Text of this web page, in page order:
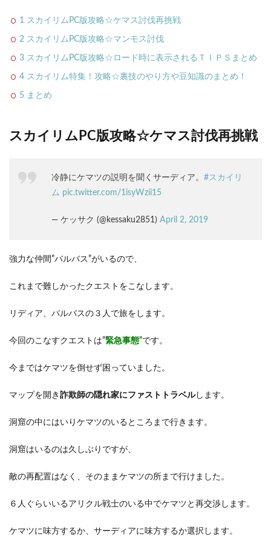
1 スカイリムPC版攻略☆ケマス討伐再挑戦
2 スカイリムPC版攻略☆マンモス討伐
3 スカイリムPC版攻略☆ロード時に表示されるＴＩＰＳまとめ
4 スカイリム特集！攻略☆裏技のやり方や豆知識のまとめ！
5 まとめ
スカイリムPC版攻略☆ケマス討伐再挑戦
冷静にケマツの説明を聞くサーディア。 #スカイリ
ム pic.twitter.com/1isyWzii15
— ケッサク (@kessaku2851) April 2, 2019
強力な仲間”バルバス”がいるので、
これまで難しかったクエストをこなします。
リディア、バルバスの３人で旅をします。
今回のこなすクエストは”緊急事態”です。
今まではケマツを倒せず困っていました。
マップを開き 詐欺師の隠れ家にファストトラベルします。
洞窟の中にはいりケマツのいるところまで行きます。
洞窟はいるのは久しぶりですが、
敵の再配置はなく、そのままケマツの所まで行けました。
６人ぐらいいるアリクル戦士のいる中でケマツと再交渉します。
ケマツに味方するか、サーディアに味方するか選択します。